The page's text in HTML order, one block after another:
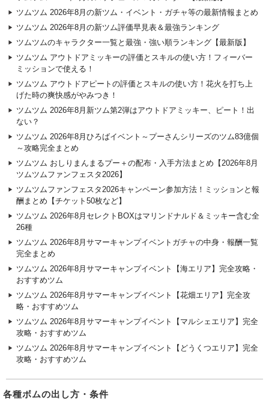
ツムツム 2026年8月の新ツム・イベント・ガチャ等の最新情報まとめ
ツムツム 2026年8月の新ツム評価早見表＆最強ランキング
ツムツムのキャラクター一覧と最強・強い順ランキング【最新版】
ツムツム アウトドアミッキーの評価とスキルの使い方！フィーバー
ミッションで使える！
ツムツム アウトドアピートの評価とスキルの使い方！花火を打ち上
げた時の爽快感がやみつき！
ツムツム 2026年8月新ツム第2弾はアウトドアミッキー、ピート！出
ない？
ツムツム 2026年8月ひろばイベント～プーさんシリーズのツム83億個
～攻略完全まとめ
ツムツム おしりまんまるプー＋の配布・入手方法まとめ【2026年8月
ツムツムファンフェスタ2026】
ツムツムファンフェスタ2026キャンペーン参加方法！ミッションと報
酬まとめ【チケット50枚など】
ツムツム 2026年8月セレクトBOXはマリンドナルド＆ミッキー含む全
26種
ツムツム 2026年8月サマーキャンプイベントガチャの中身・報酬一覧
完全まとめ
ツムツム 2026年8月サマーキャンプイベント【海エリア】完全攻略・
おすすめツム
ツムツム 2026年8月サマーキャンプイベント【花畑エリア】完全攻
略・おすすめツム
ツムツム 2026年8月サマーキャンプイベント【マルシェエリア】完全
攻略・おすすめツム
ツムツム 2026年8月サマーキャンプイベント【どうくつエリア】完全
攻略・おすすめツム
各種ボムの出し方・条件